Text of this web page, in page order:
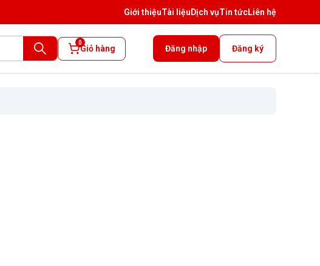
Giới thiệuTài liệuDịch vụTin tứcLiên hệ
0
Giỏ hàng Đăng nhập Đăng ký